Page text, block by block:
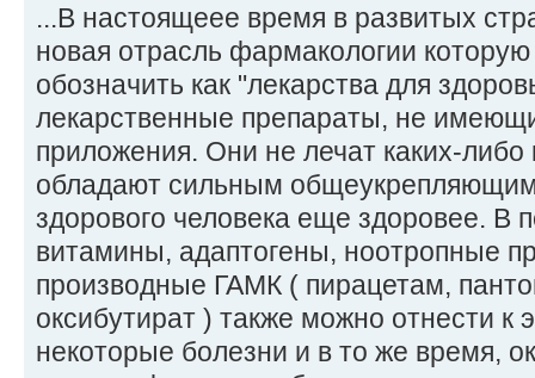
...В настоящеее время в развитых
новая отрасль фармакологии
обозначить как "лекарства для
лекарственные препараты, не
приложения. Они не лечат каких-либо
обладают сильным
здорового человека еще здоровее. В
витамины, адаптогены, ноотропные
производные ГАМК ( пирацетам,
оксибутират ) также можно отнести к
некоторые болезни и в то же время,